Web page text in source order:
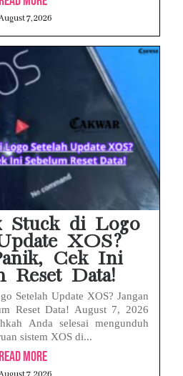
7, 2026
Stuck di Logo
XOS?
Cek Ini
Reset Data!
Setelah Update XOS? Jangan
Reset Data! August 7, 2026
Anda selesai mengunduh
sistem XOS di...
More